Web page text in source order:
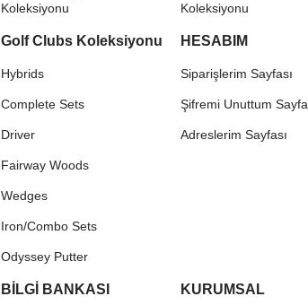
Koleksiyonu
Koleksiyonu
Golf Clubs Koleksiyonu
Hybrids
Complete Sets
Driver
Fairway Woods
Wedges
Iron/Combo Sets
Odyssey Putter
HESABIM
Siparişlerim Sayfası
Şifremi Unuttum
Adreslerim Sayfası
BİLGİ BANKASI KURUMSAL